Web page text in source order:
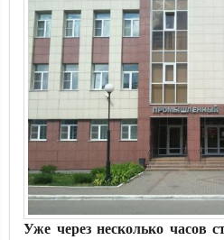
Уже через несколько часов